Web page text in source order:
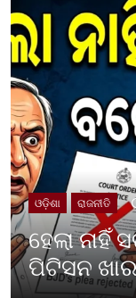
UNCATEGORIZED
ଓଡ଼ିଶା
ପ୍ରତିଷ୍ଠା